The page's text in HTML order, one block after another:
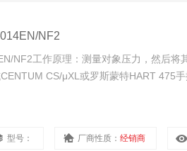
NF2
NF2工作原理：测量对象压力，然后将
CS/μXL或罗斯蒙特HART 475
型号： 厂商性质：经销商